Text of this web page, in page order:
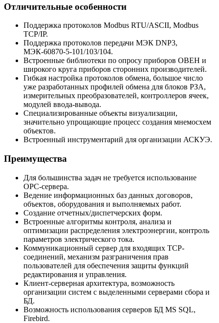
Отличительные особенности
Поддержка протоколов Modbus RTU/ASCII, Modbus
TCP/IP.
Поддержка протоколов передачи МЭК DNP3,
МЭК-60870-5-101/103/104.
Встроенные библиотеки по опросу приборов ОВЕН и
широкого круга приборов сторонних производителей.
Гибкая настройка протоколов обмена, большое число
уже разработанных профилей обмена для блоков РЗА,
измерительных преобразователей, контроллеров ячеек,
модулей ввода-вывода.
Специализированные объекты визуализации,
значительно упрощающие процесс создания мнемосхем
объектов.
Встроенный инструментарий для организации АСКУЭ.
Преимущества
Для большинства задач не требуется использование
ОPC-сервера.
Ведение информационных баз данных договоров,
объектов, оборудования и выполняемых работ.
Создание отчетных/диспетчерских форм.
Встроенные алгоритмы контроля, анализа и
оптимизации распределения электроэнергии, контроль
параметров электрического тока.
Коммуникационный сервер для входящих TCP-
соединений, механизм разграничения прав
пользователей для обеспечения защиты функций
редактирования и управления.
Клиент-серверная архитектура, возможность
организации систем с выделенными серверами сбора и
БД.
Возможность использования серверов БД MS SQL,
Firebird.